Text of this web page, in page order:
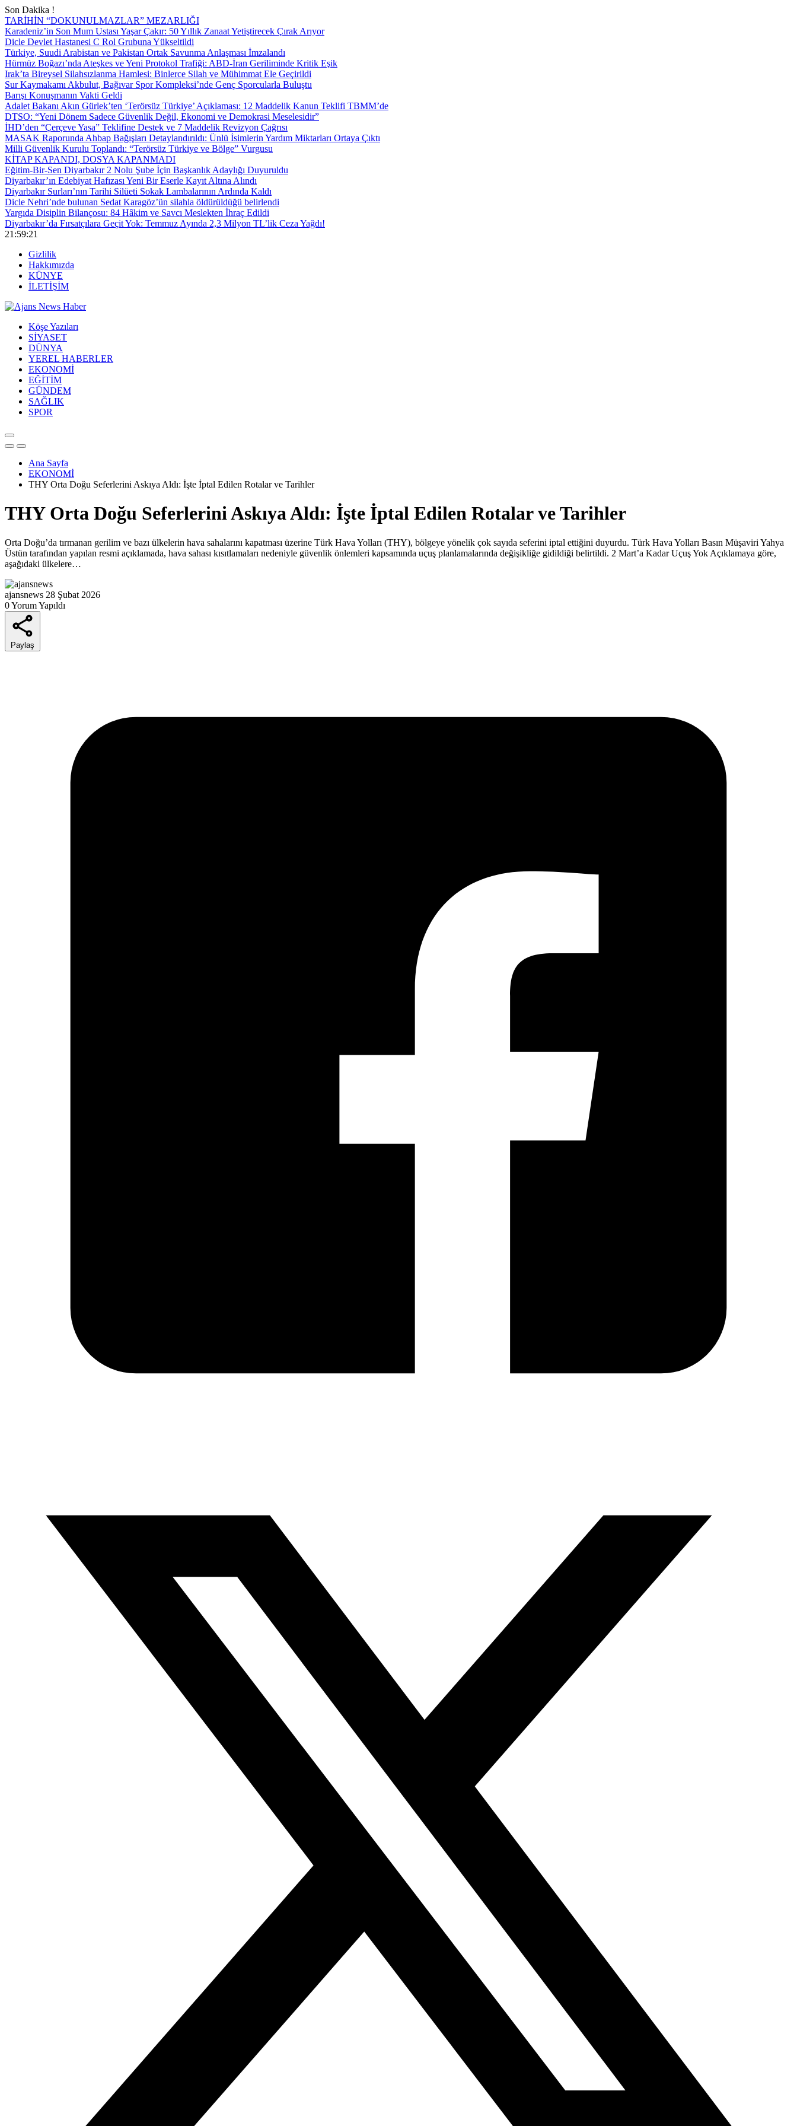
Son Dakika !
TARİHİN “DOKUNULMAZLAR” MEZARLIĞI
Karadeniz’in Son Mum Ustası Yaşar Çakır: 50 Yıllık Zanaat Yetiştirecek Çırak Arıyor
Dicle Devlet Hastanesi C Rol Grubuna Yükseltildi
Türkiye, Suudi Arabistan ve Pakistan Ortak Savunma Anlaşması İmzalandı
Hürmüz Boğazı’nda Ateşkes ve Yeni Protokol Trafiği: ABD-İran Geriliminde Kritik Eşik
Irak’ta Bireysel Silahsızlanma Hamlesi: Binlerce Silah ve Mühimmat Ele Geçirildi
Sur Kaymakamı Akbulut, Bağıvar Spor Kompleksi’nde Genç Sporcularla Buluştu
Barışı Konuşmanın Vakti Geldi
Adalet Bakanı Akın Gürlek’ten ‘Terörsüz Türkiye’ Açıklaması: 12 Maddelik Kanun Teklifi TBMM’de
DTSO: “Yeni Dönem Sadece Güvenlik Değil, Ekonomi ve Demokrasi Meselesidir”
İHD’den “Çerçeve Yasa” Teklifine Destek ve 7 Maddelik Revizyon Çağrısı
MASAK Raporunda Ahbap Bağışları Detaylandırıldı: Ünlü İsimlerin Yardım Miktarları Ortaya Çıktı
Milli Güvenlik Kurulu Toplandı: “Terörsüz Türkiye ve Bölge” Vurgusu
KİTAP KAPANDI, DOSYA KAPANMADI
Eğitim-Bir-Sen Diyarbakır 2 Nolu Şube İçin Başkanlık Adaylığı Duyuruldu
Diyarbakır’ın Edebiyat Hafızası Yeni Bir Eserle Kayıt Altına Alındı
Diyarbakır Surları’nın Tarihi Silüeti Sokak Lambalarının Ardında Kaldı
Dicle Nehri’nde bulunan Sedat Karagöz’ün silahla öldürüldüğü belirlendi
Yargıda Disiplin Bilançosu: 84 Hâkim ve Savcı Meslekten İhraç Edildi
Diyarbakır’da Fırsatçılara Geçit Yok: Temmuz Ayında 2,3 Milyon TL’lik Ceza Yağdı!
21:59:22
Gizlilik
Hakkımızda
KÜNYE
İLETİŞİM
Köşe Yazıları
SİYASET
DÜNYA
YEREL HABERLER
EKONOMİ
EĞİTİM
GÜNDEM
SAĞLIK
SPOR
Ana Sayfa
EKONOMİ
THY Orta Doğu Seferlerini Askıya Aldı: İşte İptal Edilen Rotalar ve Tarihler
THY Orta Doğu Seferlerini Askıya Aldı: İşte İptal Edilen Rotalar ve Tarihler
Orta Doğu’da tırmanan gerilim ve bazı ülkelerin hava sahalarını kapatması üzerine Türk Hava Yolları (THY), bölgeye yönelik çok sayıda seferini iptal ettiğini duyurdu. Türk Hava Yolları Basın Müşaviri Yahya
Üstün tarafından yapılan resmi açıklamada, hava sahası kısıtlamaları nedeniyle güvenlik önlemleri kapsamında uçuş planlamalarında değişikliğe gidildiği belirtildi. 2 Mart’a Kadar Uçuş Yok Açıklamaya göre,
aşağıdaki ülkelere…
ajansnews 28 Şubat 2026
0 Yorum Yapıldı
Paylaş